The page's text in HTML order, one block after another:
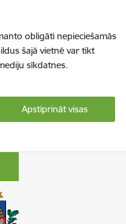
obligāti nepieciešamās
šajā vietnē var tikt
sīkdatnes.
Apstiprināt visas